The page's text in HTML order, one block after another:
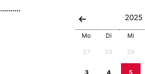
2025
Mo Di Mi
27 28 29
3 4 5